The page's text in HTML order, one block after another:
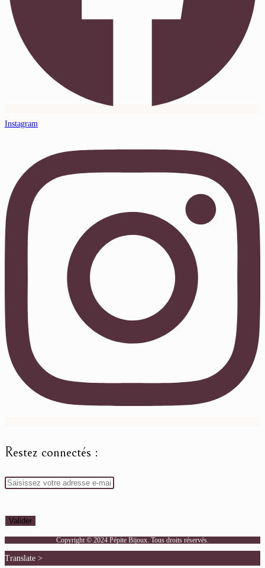
Instagram
Restez connectés :
Copyright © 2024 Pépite Bijoux. Tous droits réservés.
Translate >